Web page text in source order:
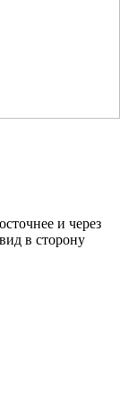
и через
в сторону